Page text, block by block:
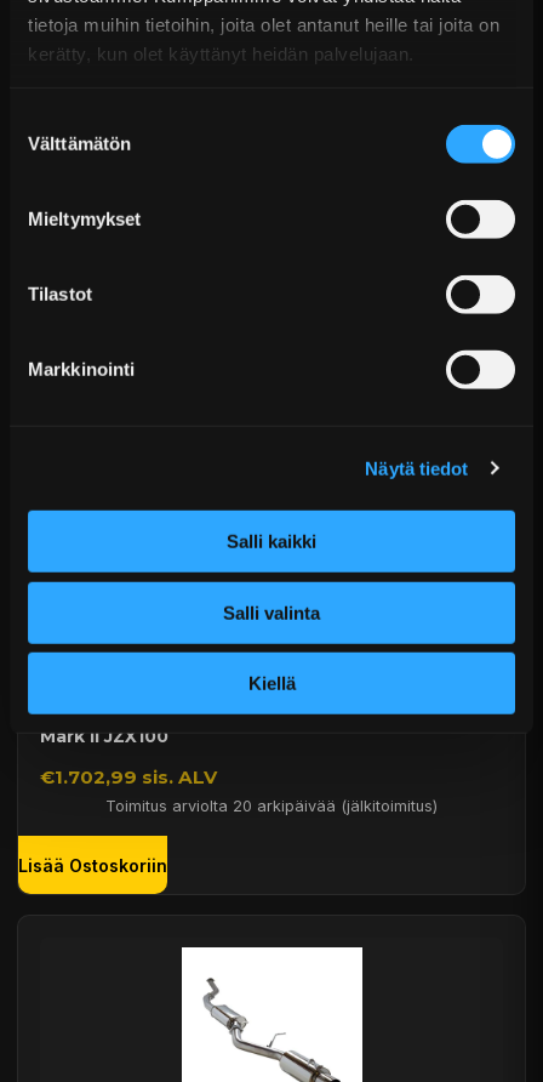
tietoja muihin tietoihin, joita olet antanut heille tai joita on
kerätty, kun olet käyttänyt heidän palvelujaan.
valinta
Välttämätön
Mieltymykset
Tilastot
Markkinointi
Näytä tiedot
Salli kaikki
Salli valinta
Kiellä
Cobra Sport Valved Cat Back Pakojärjestelmä VW
Polo 6C Blue GT...
Toimitus arviolta 20 arkipäivää (jälkitoimitus)
HKS "Silent Hi-Power" Catback Toyota Chaser /
Mark II JZX100
€1.702,99 sis. ALV
Toimitus arviolta 20 arkipäivää (jälkitoimitus)
Lisää Ostoskoriin